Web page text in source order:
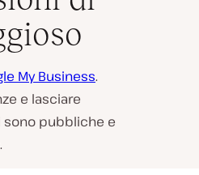
My Business.
e lasciare
sono pubbliche e